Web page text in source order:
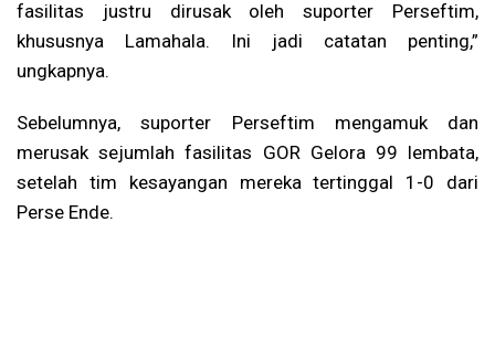
fasilitas justru dirusak oleh suporter Perseftim,
khususnya Lamahala. Ini jadi catatan penting,”
ungkapnya.
Sebelumnya, suporter Perseftim mengamuk dan
merusak sejumlah fasilitas GOR Gelora 99 lembata,
setelah tim kesayangan mereka tertinggal 1-0 dari
Perse Ende.